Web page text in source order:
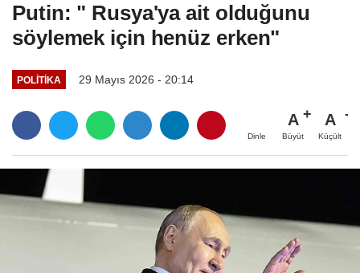
Putin: " Rusya'ya ait olduğunu
söylemek için henüz erken"
POLITIKA 29 Mayıs 2026 - 20:14
Dinle
A
Büyüt
A
Küçült